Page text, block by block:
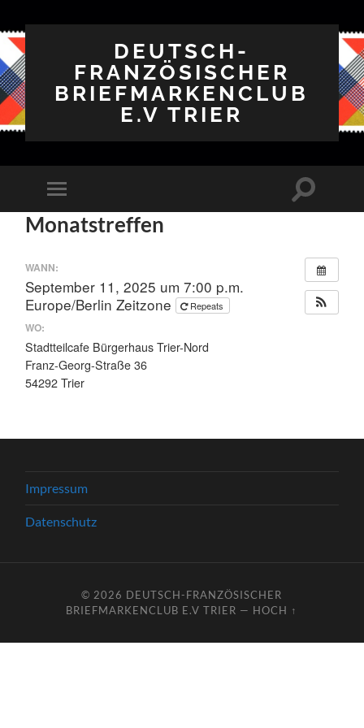
DEUTSCH-
FRANZÖSISCHER
BRIEFMARKENCLUB
E.V TRIER
Mobile-
Menü
ein-/ausblenden
Suchfeld
Monatstreffen
WANN:
September 11, 2025 um 7:00 p.m.
Europe/Berlin Zeitzone
Repeats
WO:
Stadtteilcafe Bürgerhaus Trier-Nord
Franz-Georg-Straße 36
54292 Trier
Impressum
Datenschutz
© 2026 DEUTSCH-FRANZÖSISCHER
BRIEFMARKENCLUB E.V TRIER — HOCH ↑